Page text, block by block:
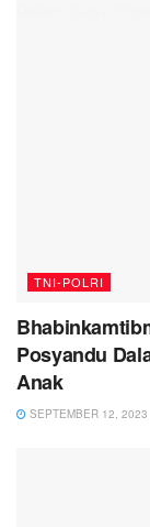
TNI-POLRI
Posyandu
Anak
SEPTEMBER 12, 2023